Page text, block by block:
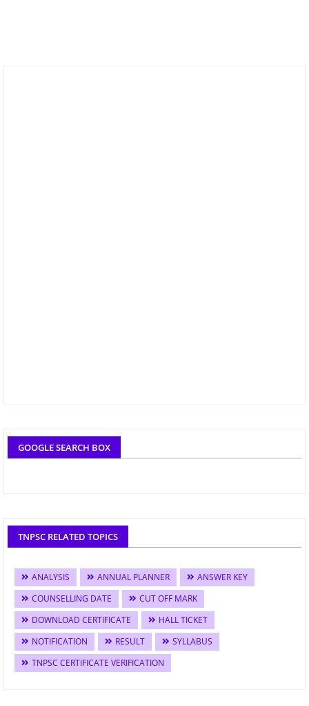
GOOGLE SEARCH BOX
TNPSC RELATED TOPICS
ANALYSIS ANNUAL PLANNER
ANSWER KEY
COUNSELLING DATE
CUT OFF MARK
DOWNLOAD CERTIFICATE
HALL TICKET
NOTIFICATION
RESULT
SYLLABUS
TNPSC CERTIFICATE VERIFICATION